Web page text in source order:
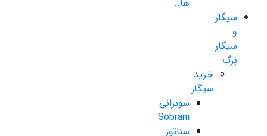
ها..
سیگار
و
سیگار
برگ
خرید
سیگار
سوبرانی
Sobrani
سناتور